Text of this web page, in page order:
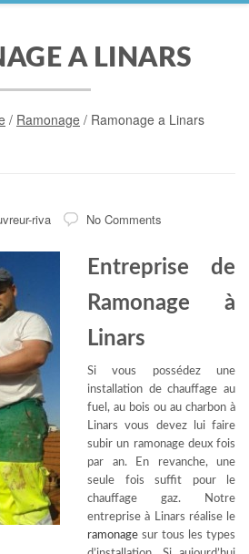
A LINARS
/ Ramonage / Ramonage a Linars
riva No Comments
Entreprise de
Ramonage à
Linars
Si vous possédez une
installation de chauffage au
fuel, au bois ou au charbon à
Linars vous devez lui faire
subir un ramonage deux fois
par an. En revanche, une
seule fois suffit pour le
chauffage gaz. Notre
entreprise à Linars réalise le
ramonage sur tous les types